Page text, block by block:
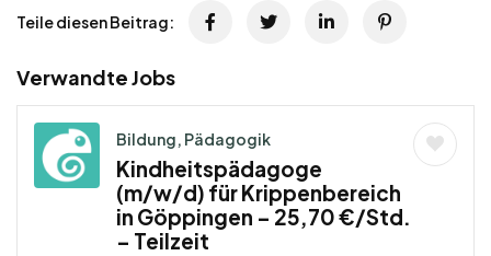
Teile diesen Beitrag:
Verwandte Jobs
Bildung, Pädagogik
Kindheitspädagoge
(m/w/d) für Krippenbereich
in Göppingen – 25,70 €/Std.
– Teilzeit